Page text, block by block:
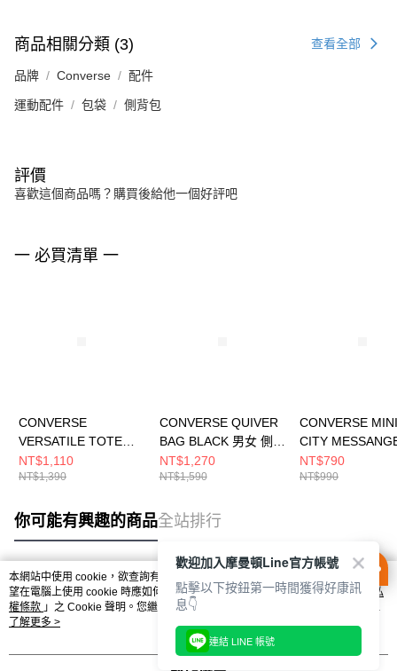
商品相關分類 (3) 查看全部
品牌 Converse 配件
運動配件 包袋 側背包
評價
喜歡這個商品嗎？購買後給他一個好評吧
一 必買清單 一
CONVERSE
VERSATILE TOTE
BLACK 男女 側背包
UA5861-023
NT$1,110
NT$1,390
CONVERSE QUIVER
BAG BLACK 男女 側背
包 UA5859-023
NT$1,270
NT$1,590
CONVERSE MINI
CITY
BAG CONVERSE
BLACK 男女 側
NT$790
NT$990
你可能有興趣的商品全站排行
熱門標籤
本網站中使用 cookie，欲查詢有關本網站使用 cookie 方式之詳情，及若您不希
望在電腦上使用 cookie 時應如何變更電腦的 cookie 設定，請參閱本網站「
隱私
權條款 」之 Cookie 聲明。您繼續使用本網站即表示您同意本公司得按本網站使
用條款之 Cookie 聲明使用 cookie。
了解更多 >
歡迎加入摩曼頓Line官方帳號
點擊以下按鈕第一時間獲得好康訊
息👇
連結 LINE 帳號